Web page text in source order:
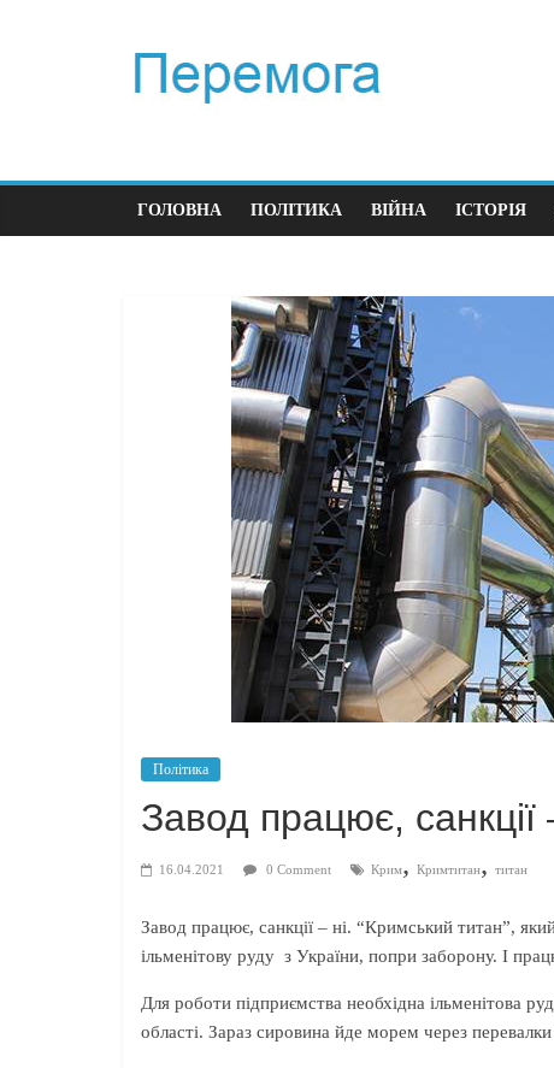
ГОЛОВНА ПОЛІТИКА ВІЙНА ІСТОРІЯ
Політика
Завод працює, санкції
16.04.2021 0 Comment Крим, Кримтитан, титан
Завод працює, санкції – ні. “Кримський титан”,
ільменітову руду з України, попри заборону. І
Для роботи підприємства необхідна ільменітова
області. Зараз сировина йде морем через